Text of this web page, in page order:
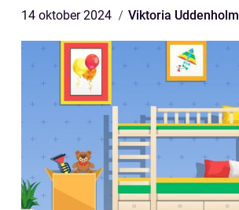
14 oktober 2024 Viktoria Uddenholm